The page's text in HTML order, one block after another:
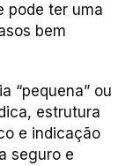
pode ter uma
bem
“pequena” ou
estrutura
e indicação
seguro e